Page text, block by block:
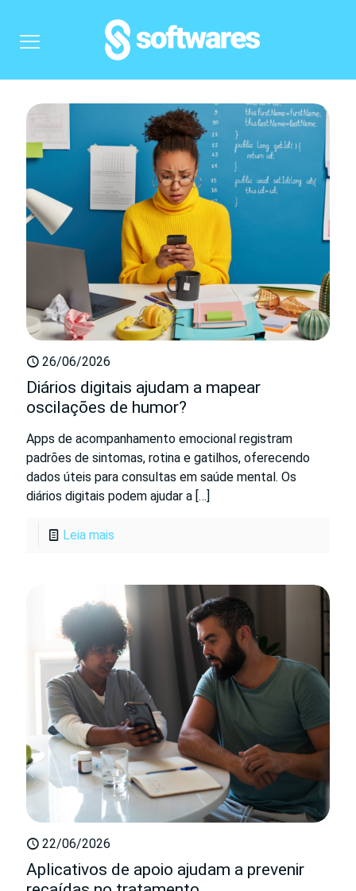
26/06/2026
Diários digitais ajudam a mapear
oscilações de humor?
Apps de acompanhamento emocional registram
padrões de sintomas, rotina e gatilhos, oferecendo
dados úteis para consultas em saúde mental. Os
diários digitais podem ajudar a […]
Leia mais
22/06/2026
Aplicativos de apoio ajudam a prevenir